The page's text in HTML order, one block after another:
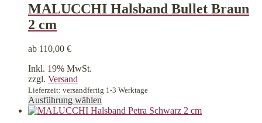
MALUCCHI Halsband Bullet Braun
2 cm
ab 110,00 €
Inkl. 19% MwSt.
zzgl. Versand
Lieferzeit: versandfertig 1-3 Werktage
Ausführung wählen
Produkt